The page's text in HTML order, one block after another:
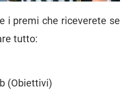
i premi che riceverete se
tutto:
(Obiettivi)